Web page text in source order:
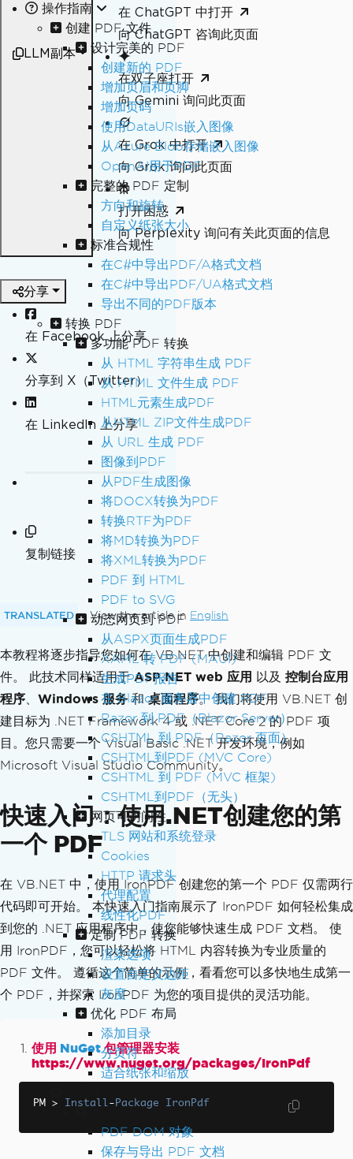
操作指南
创建 PDF 文件
设计完美的 PDF
创建新的 PDF
增加页眉和页脚
增加页码
使用DataURIs嵌入图像
从Azure Blob存储嵌入图像
OpenAI用于PDF
完整的 PDF 定制
方向和旋转
自定义纸张大小
标准合规性
在C#中导出PDF/A格式文档
在C#中导出PDF/UA格式文档
导出不同的PDF版本
转换 PDF
多功能 PDF 转换
从 HTML 字符串生成 PDF
从 HTML 文件生成 PDF
HTML元素生成PDF
从HTML ZIP文件生成PDF
从 URL 生成 PDF
图像到PDF
从PDF生成图像
将DOCX转换为PDF
转换RTF为PDF
将MD转换为PDF
将XML转换为PDF
PDF 到 HTML
PDF to SVG
动态网页到 PDF
从ASPX页面生成PDF
XAML 转 PDF (MAUI)
生成PDF报告
在 Blazor 服务器中创建 PDF
Razor 到 PDF（Blazor Server）
CSHTML 到 PDF（Razor 页面）
CSHTML到PDF (MVC Core)
CSHTML 到 PDF (MVC 框架)
CSHTML到PDF（无头）
网页可访问性
TLS 网站和系统登录
Cookies
HTTP 请求头
代理配置
线性化PDF
定制 PDF 转换
渲染选项
设置自定义边距
灰度
优化 PDF 布局
添加目录
分页符
适合纸张和缩放
编辑 PDF 对象
PDF DOM 对象
保存与导出 PDF 文档
LLM副本
在 ChatGPT 中打开
向 ChatGPT 咨询此页面
在双子座打开
向 Gemini 询问此页面
在 Grok 中打开
向 Grok 询问此页面
打开困惑
向 Perplexity 询问有关此页面的信息
分享
在 Facebook 上分享
分享到 X（Twitter）
在 LinkedIn 上分享
复制链接
TRANSLATED View the article in English
本教程将逐步指导您如何在 VB.NET 中创建和编辑 PDF 文
件。 此技术同样适用于ASP.NET web 应用 以及 控制台应用
程序
Windows 服务和桌面程序。 我们将使用 VB.NET 创
建目标为 .NET Framework 4 或 .NET Core 2 的 PDF 项
目。您只需要一个 Visual Basic .NET 开发环境，例如
Microsoft Visual Studio Community。
快速入门：使用.NET创建您的第
一个 PDF
在 VB.NET 中，使用 IronPDF 创建您的第一个 PDF 仅需两行
代码即可开始。 本快速入门指南展示了 IronPDF 如何轻松集成
到您的 .NET 应用程序中，使您能够快速生成 PDF 文档。 使
用 IronPDF，您可以轻松将 HTML 内容转换为专业质量的
PDF 文件。 遵循这个简单的示例，看看您可以多快地生成第一
个 PDF，并探索 IronPDF 为您的项目提供的灵活功能。
使用 NuGet包管理器安装
https://www.nuget.org/packages/IronPdf
PM > Install- Package IronPdf